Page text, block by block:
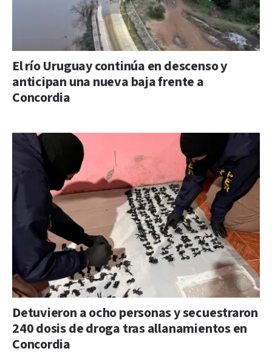
El río Uruguay continúa en descenso y
anticipan una nueva baja frente a
Concordia
Detuvieron a ocho personas y secuestraron
240 dosis de droga tras allanamientos en
Concordia